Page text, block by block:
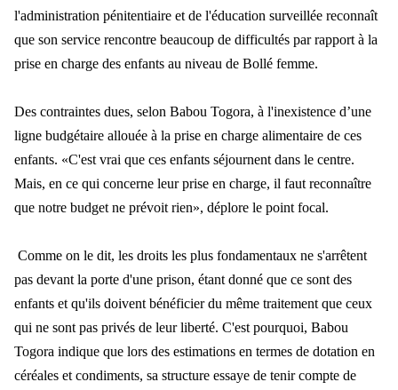
l'administration pénitentiaire et de l'éducation surveillée reconnaît
que son service rencontre beaucoup de difficultés par rapport à la
prise en charge des enfants au niveau de Bollé femme.
Des contraintes dues, selon Babou Togora, à l'inexistence d’une
ligne budgétaire allouée à la prise en charge alimentaire de ces
enfants. «C'est vrai que ces enfants séjournent dans le centre.
Mais, en ce qui concerne leur prise en charge, il faut reconnaître
que notre budget ne prévoit rien», déplore le point focal.
Comme on le dit, les droits les plus fondamentaux ne s'arrêtent
pas devant la porte d'une prison, étant donné que ce sont des
enfants et qu'ils doivent bénéficier du même traitement que ceux
qui ne sont pas privés de leur liberté. C'est pourquoi, Babou
Togora indique que lors des estimations en termes de dotation en
céréales et condiments, sa structure essaye de tenir compte de